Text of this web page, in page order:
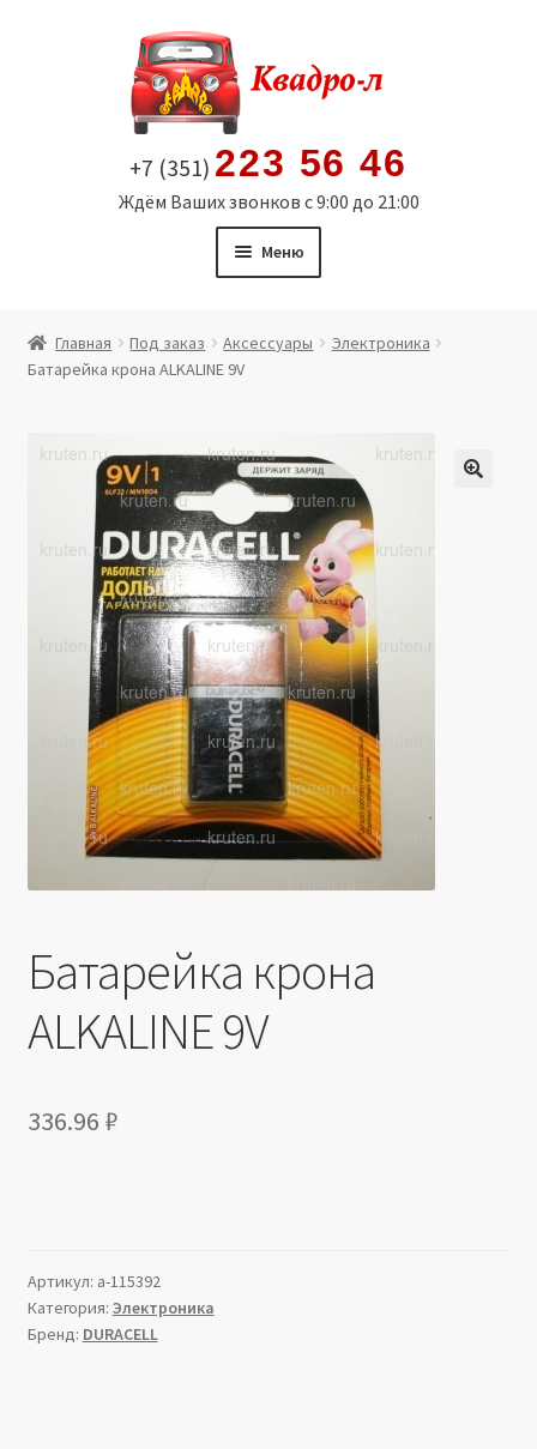
содержимому
+7 (351) 223 56 46
Ждём Ваших звонков с 9:00 до 21:00
Меню
Витрина
Политика в отношении обработки персональных
Производители
Юридические данные
Главная Под заказ Аксессуары
Электроника
Батарейка крона ALKALINE 9V
Батарейка крона
ALKALINE 9V
336.96 ₽
Артикул: a-115392
Категория: Электроника
Бренд: DURACELL